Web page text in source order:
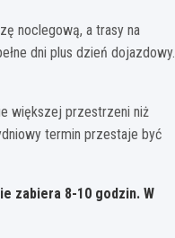
noclegową, a trasy na
dni plus dzień dojazdowy.
większej przestrzeni niż
termin przestaje być
zabiera 8-10 godzin. W